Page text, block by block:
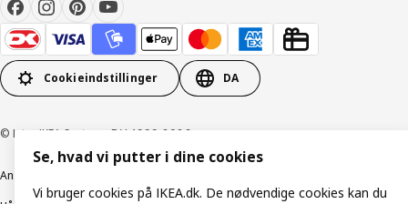
Cookieindstillinger DA
© Inter IKEA Systems B.V. 1999-2026
Ansvarlig rapportering
Se, hvad vi putter i dine cookies
Vi bruger cookies på IKEA.dk. De nødvendige cookies kan du